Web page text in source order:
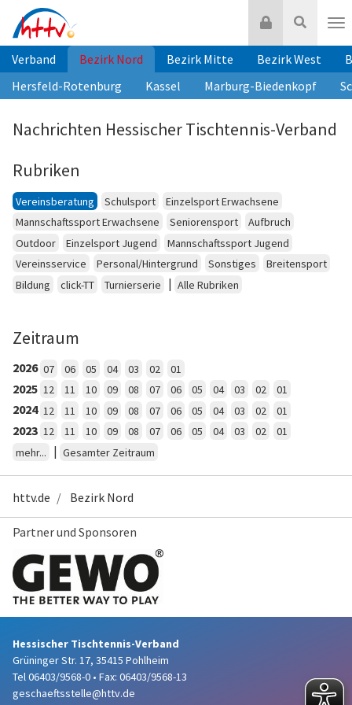
Inhalt
springen
Suche
Login
Verband Bezirk Nord Bezirk Mitte Bezirk West
Hersfeld-Rotenburg
Kassel Marburg-Biedenkopf
Nachrichten Hessischer Tischtennis-Verband
Rubriken
Vereinsberatung Schulsport
Einzelsport Erwachsene
Mannschaftssport Erwachsene
Seniorensport
Aufbruch
Outdoor
Einzelsport Jugend
Mannschaftssport Jugend
Vereinsservice
Personal/Hintergrund Sonstiges
Breitensport
Bildung
click-TT Turnierserie | Alle Rubriken
Zeitraum
2026 07 06 05 04 03 02 01
2025 12 11 10 09 08 07 06 05 04 03 02 01
2024 12 11 10 09 08 07 06 05 04 03 02 01
2023 12 11 10 09 08 07 06 05 04 03 02
01
mehr...
| Gesamter Zeitraum
httv.de Bezirk Nord
Partner und Sponsoren
Hessischer Tischtennis-Verband
Grüninger Str. 17, 35415 Pohlheim
Tel 06403/9568-0 • Fax: 06403/9568-13
geschaeftsstelle@httv.de